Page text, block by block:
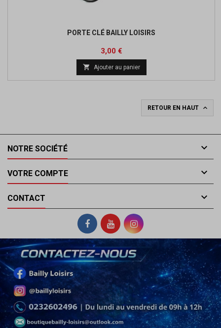
PORTE CLÉ BAILLY LOISIRS
Prix
3,00 €
 Ajouter au panier
RETOUR EN HAUT 
NOTRE SOCIÉTÉ 
VOTRE COMPTE 
CONTACT 